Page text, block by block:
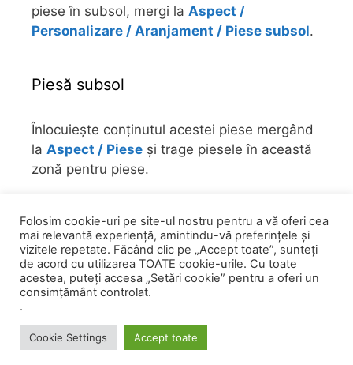
piese în subsol, mergi la Aspect /
Personalizare / Aranjament / Piese subsol.
Piesă subsol
Înlocuiește conținutul acestei piese mergând
la Aspect / Piese și trage piesele în această
zonă pentru piese.
piese în subsol, mergi laAspect /
Personalizare / Aranjament / Piese subsol.
Folosim cookie-uri pe site-ul nostru pentru a vă oferi cea
mai relevantă experiență, amintindu-vă preferințele și
vizitele repetate. Făcând clic pe „Accept toate”, sunteți
de acord cu utilizarea TOATE cookie-urile. Cu toate
acestea, puteți accesa „Setări cookie” pentru a oferi un
consimțământ controlat.
.
Cookie Settings Accept toate
PROGRAMARI